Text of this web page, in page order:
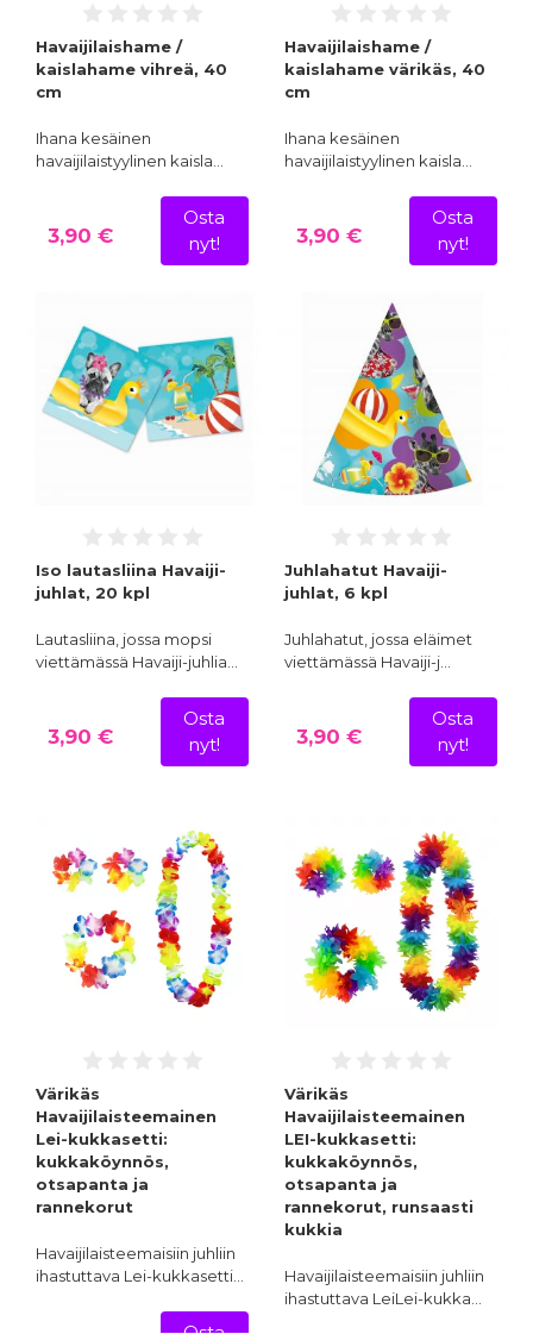
Havaijilaishame /
kaislahame vihreä, 40
cm
Ihana kesäinen
havaijilaistyylinen kaisla…
3,90 €
Osta
nyt!
Havaijilaishame /
kaislahame värikäs, 40
cm
Ihana kesäinen
havaijilaistyylinen kaisla…
3,90 €
Osta
nyt!
Iso lautasliina Havaiji-
juhlat, 20 kpl
Lautasliina, jossa mopsi
viettämässä Havaiji-juhlia…
3,90 €
Osta
nyt!
Juhlahatut Havaiji-
juhlat, 6 kpl
Juhlahatut, jossa eläimet
viettämässä Havaiji-j…
3,90 €
Osta
nyt!
Värikäs
Havaijilaisteemainen
Lei-kukkasetti:
kukkaköynnös,
otsapanta ja
rannekorut
Havaijilaisteemaisiin juhliin
ihastuttava Lei-kukkasetti…
Värikäs
Havaijilaisteemainen
LEI-kukkasetti:
kukkaköynnös,
otsapanta ja
rannekorut, runsaasti
kukkia
Havaijilaisteemaisiin juhliin
ihastuttava LeiLei-kukka…